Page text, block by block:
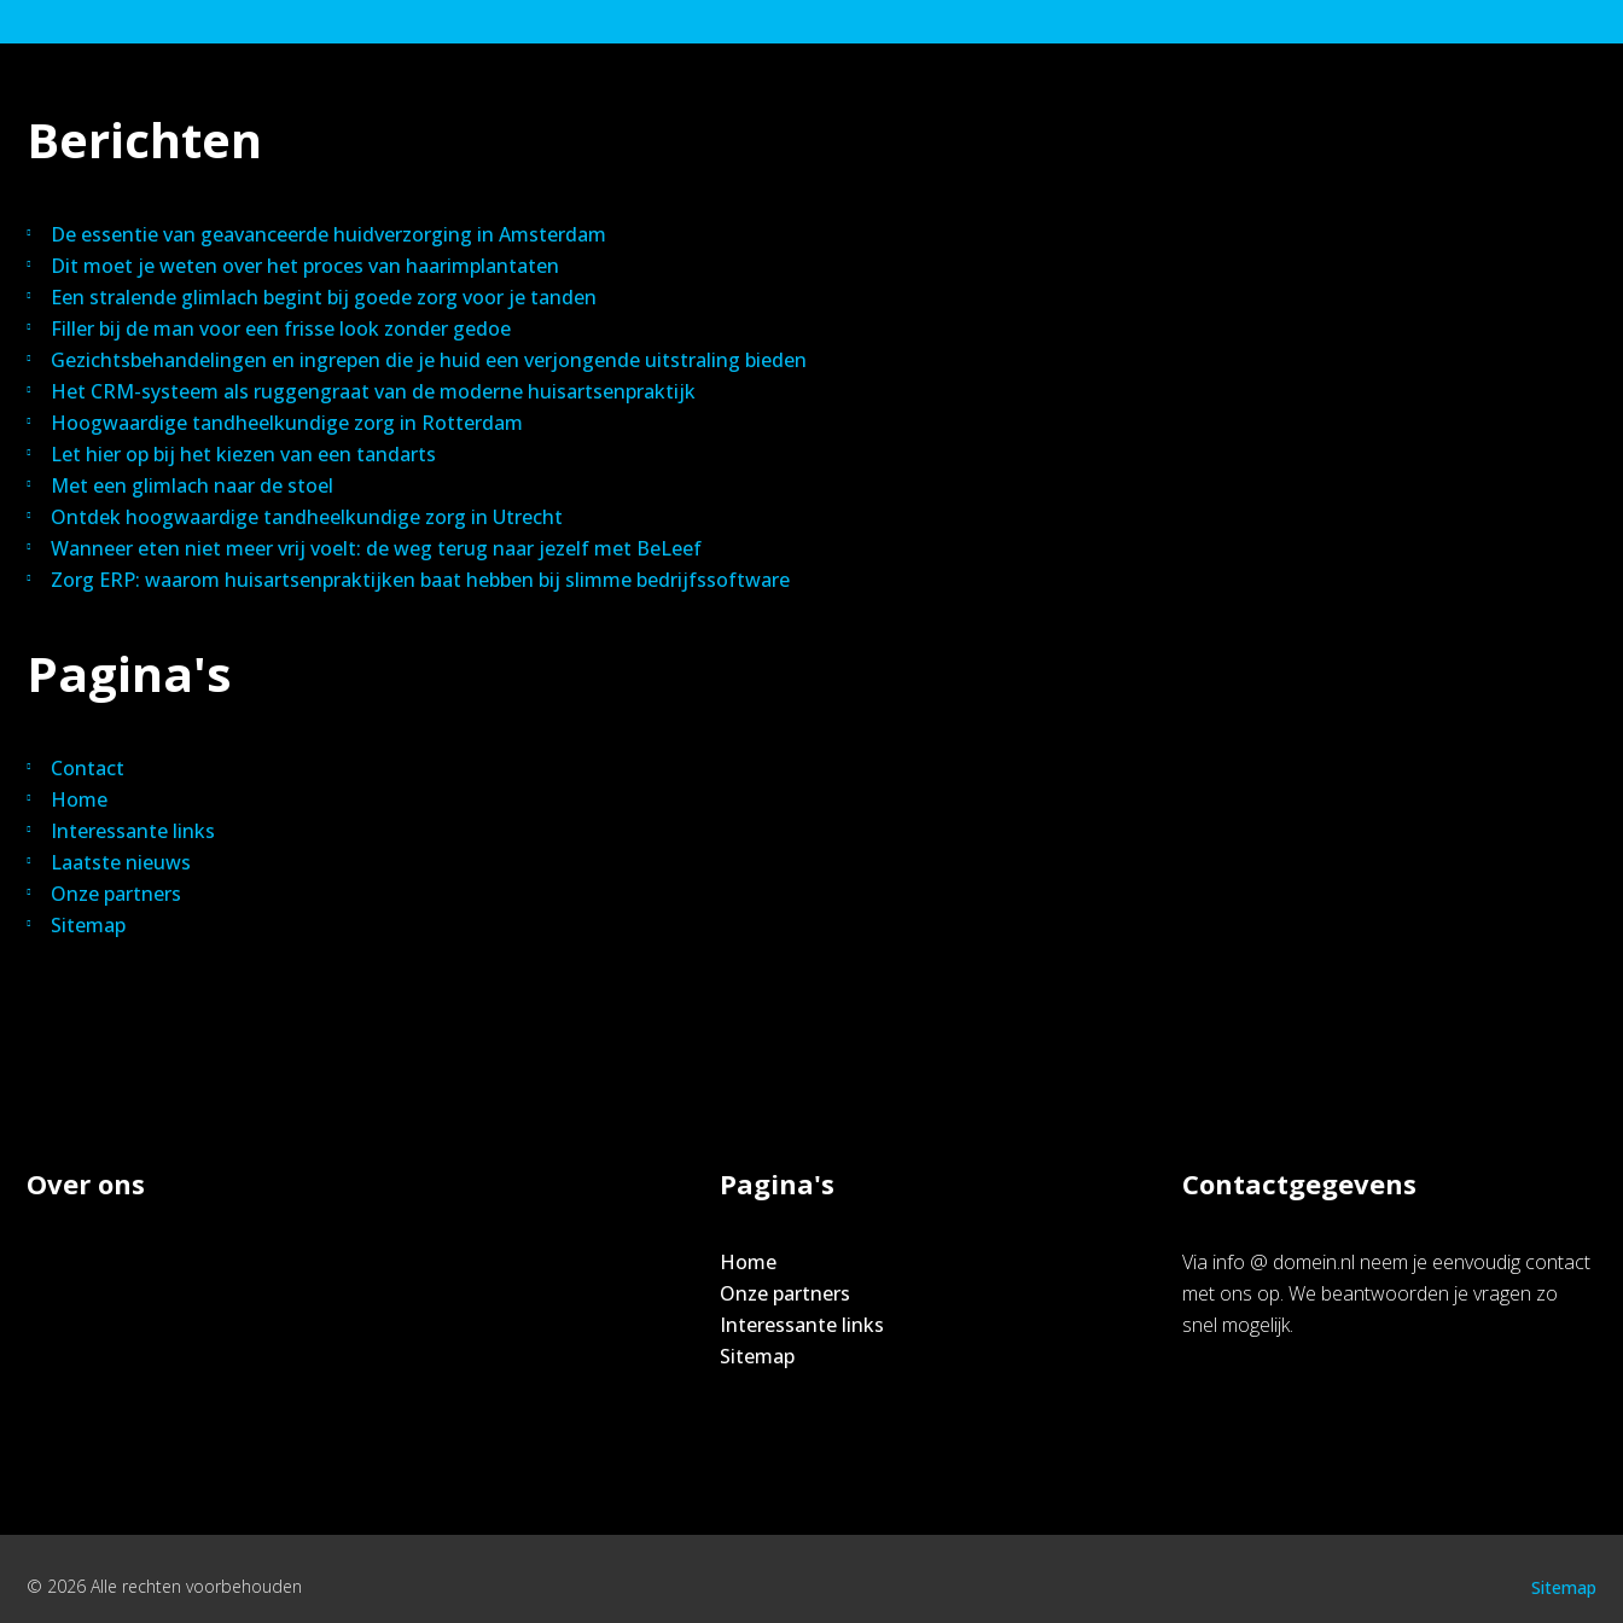
Berichten
De essentie van geavanceerde huidverzorging in Amsterdam
Dit moet je weten over het proces van haarimplantaten
Een stralende glimlach begint bij goede zorg voor je tanden
Filler bij de man voor een frisse look zonder gedoe
Gezichtsbehandelingen en ingrepen die je huid een verjongende uitstraling bieden
Het CRM-systeem als ruggengraat van de moderne huisartsenpraktijk
Hoogwaardige tandheelkundige zorg in Rotterdam
Let hier op bij het kiezen van een tandarts
Met een glimlach naar de stoel
Ontdek hoogwaardige tandheelkundige zorg in Utrecht
Wanneer eten niet meer vrij voelt: de weg terug naar jezelf met BeLeef
Zorg ERP: waarom huisartsenpraktijken baat hebben bij slimme bedrijfssoftware
Pagina's
Contact
Home
Interessante links
Laatste nieuws
Onze partners
Sitemap
Over ons Pagina's
Home
Onze partners
Interessante links
Sitemap
Contactgegevens
Via info @ domein.nl neem je eenvoudig contact
met ons op. We beantwoorden je vragen zo
snel mogelijk.
© 2026 Alle rechten voorbehouden Sitemap